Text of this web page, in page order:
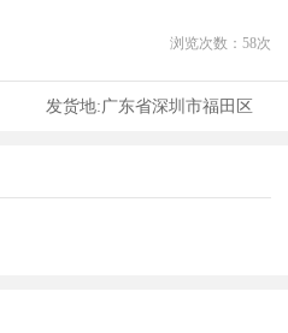
浏览次数： 58次
发货地:广东省深圳市福田区